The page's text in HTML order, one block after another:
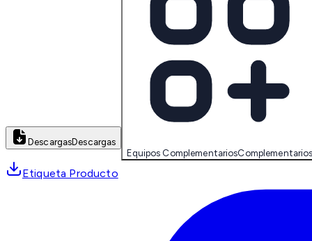
DescargasDescargas
Equipos Complementarios
Etiqueta Producto